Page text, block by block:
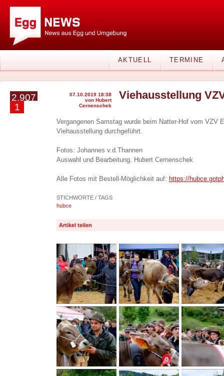
AKTUELL TERMINE
2.907
1
07.10.2019 18:38
von Hubert
Cernenschek
Viehausstellung
Vergangenen Samstag wurde beim Natter-Hof vom VZV
Viehausstellung durchgeführt.
Fotos: Johannes v.d.Thannen
Auswahl und Bearbeitung. Hubert Cernenschek
Alle Fotos mit Bestell-Möglichkeit auf: https://
STICHWORTE / TAGS
hubce
Artikel teilen